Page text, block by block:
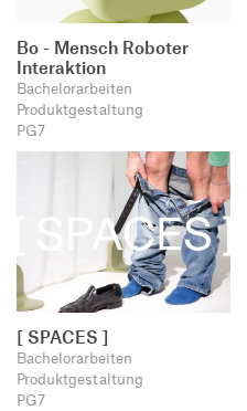
Transfer und Kooperation
Produktgestaltung B.A.
Strategische Gestaltung M.A.
Bo - Mensch Roboter
Interaktion
Bachelorarbeiten
Produktgestaltung
PG7
[ SPACES ]
Bachelorarbeiten
Produktgestaltung
PG7